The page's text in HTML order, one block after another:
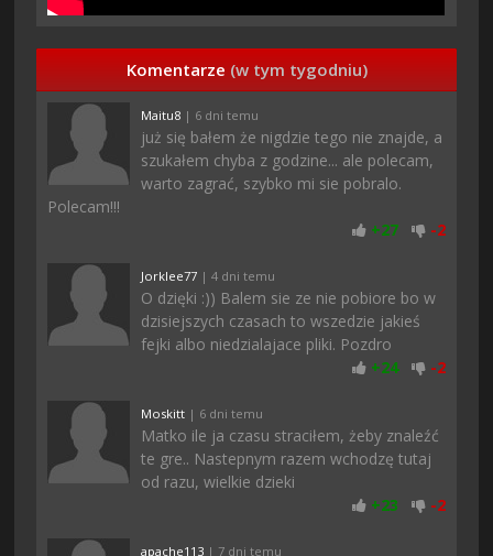
Komentarze (w tym tygodniu)
Maitu8 | 6 dni temu
już się bałem że nigdzie tego nie znajde, a
szukałem chyba z godzine... ale polecam,
warto zagrać, szybko mi sie pobralo.
Polecam!!!
+27 -2
Jorklee77 | 4 dni temu
O dzięki :)) Balem sie ze nie pobiore bo w
dzisiejszych czasach to wszedzie jakieś
fejki albo niedzialajace pliki. Pozdro
+24 -2
Moskitt | 6 dni temu
Matko ile ja czasu straciłem, żeby znaleźć
te gre.. Nastepnym razem wchodzę tutaj
od razu, wielkie dzieki
+23 -2
apache113 | 7 dni temu